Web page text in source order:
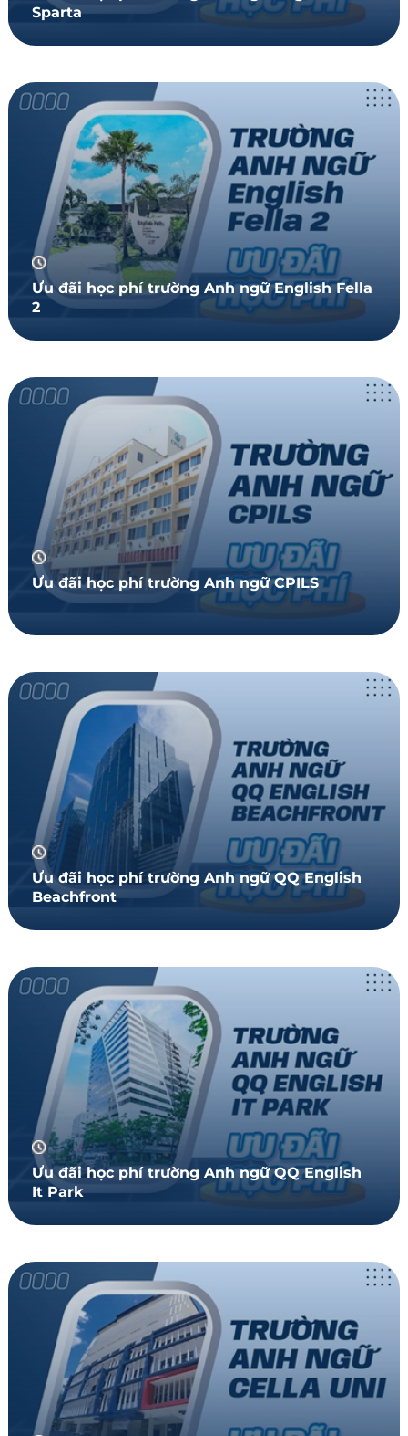
Sparta
Ưu đãi học phí trường Anh ngữ English Fella
2
Ưu đãi học phí trường Anh ngữ CPILS
Ưu đãi học phí trường Anh ngữ QQ English
Beachfront
Ưu đãi học phí trường Anh ngữ QQ English
It Park